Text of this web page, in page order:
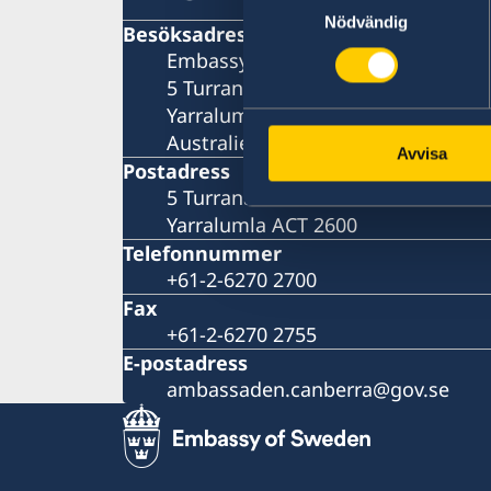
Nödvändig
Avvisa
Besöksadress
Embassy of Sweden
5 Turrana Street
Yarralumla ACT 2600
Australien
Postadress
5 Turrana Street
Yarralumla ACT 2600
Telefonnummer
+61-2-6270 2700
Fax
+61-2-6270 2755
E-postadress
ambassaden.canberra@gov.se